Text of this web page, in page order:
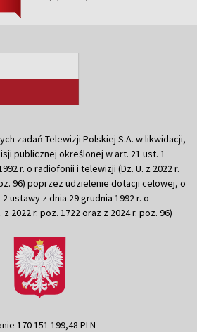
zadań Telewizji Polskiej S.A. w likwidacji,
publicznej określonej w art. 21 ust. 1
r. o radiofonii i telewizji (Dz. U. z 2022 r.
96) poprzez udzielenie dotacji celowej, o
ustawy z dnia 29 grudnia 1992 r. o
2022 r. poz. 1722 oraz z 2024 r. poz. 96)
170 151 199,48 PLN